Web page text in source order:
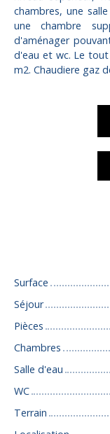
chambres, une
une chambre
d'aménager
d'eau et wc. Le
m2. Chaudiere gaz
Surface
Séjour
Pièces
Chambres
Salle d'eau
WC
Terrain